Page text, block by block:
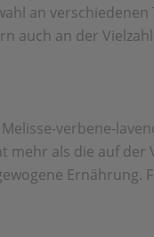
an
auch an der
verbene-
mehr als die auf der
Ernährung.